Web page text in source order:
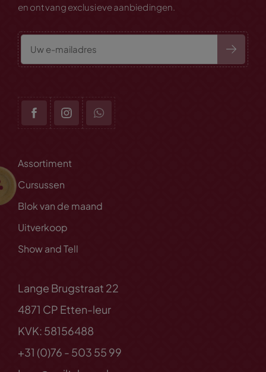
en ontvang exclusieve aanbiedingen.
Assortiment
Cursussen
Blok van de maand
Uitverkoop
Show and Tell
Lange Brugstraat 22
4871 CP Etten-leur
KVK: 58156488
+31 (0)76 - 503 55 99